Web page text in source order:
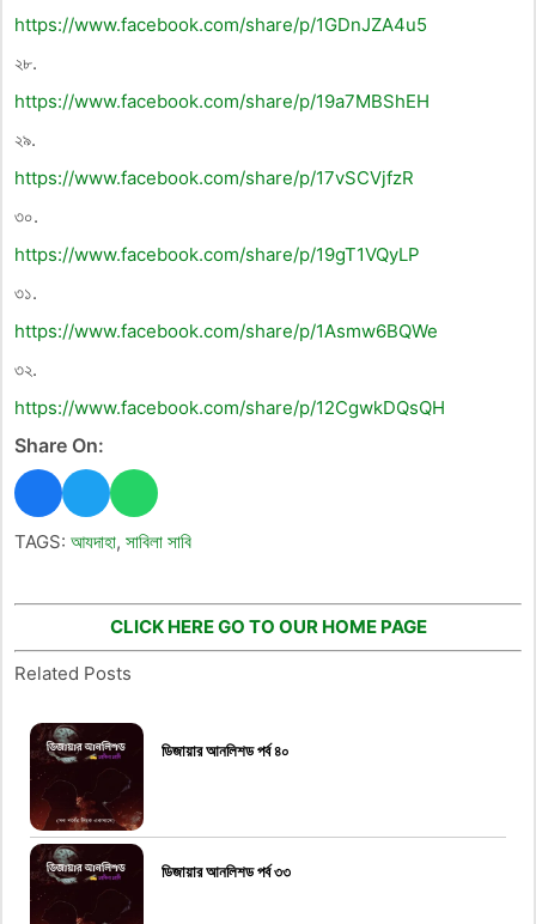
https://www.facebook.com/share/p/1GDnJZA4u5
২৮.
https://www.facebook.com/share/p/19a7MBShEH
২৯.
https://www.facebook.com/share/p/17vSCVjfzR
৩০.
https://www.facebook.com/share/p/19gT1VQyLP
৩১.
https://www.facebook.com/share/p/1Asmw6BQWe
৩২.
https://www.facebook.com/share/p/12CgwkDQsQH
Share On:
TAGS: আযদাহা, সাবিলা সাবি
CLICK HERE GO TO OUR HOME PAGE
Related Posts
ডিজায়ার আনলিশড পর্ব ৪০
ডিজায়ার আনলিশড পর্ব ৩৩